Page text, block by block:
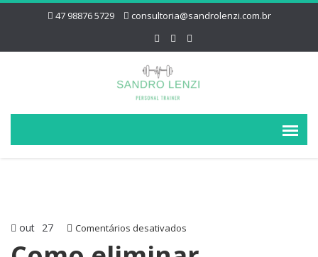
47 98876 5729 consultoria@sandrolenzi.com.br
out 27 Comentários desativados